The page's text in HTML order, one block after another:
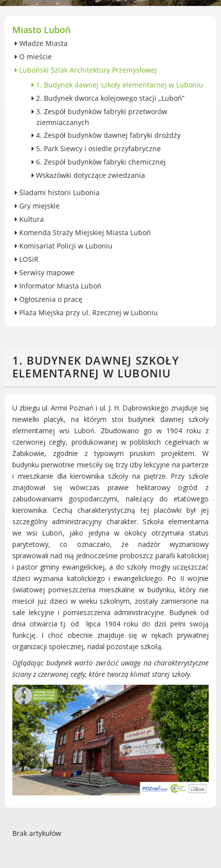
przekształceniowa
Ochrona środowiska
Edukacja ekologiczna
SZYKUJ SIĘ NA ZMIANY KLIMATU
Komunikacja miejska
Rolnictwo
Zwierzęta
Organizacje pozarządowe
Centrum Organizacji Pozarządowych
Karty honorowane w Luboniu
Duża Rodzina
Konsultacje społeczne i ewaluacje
Luboński Budżet Obywatelski
Konkursy miejskie
Fundusze UE i krajowe
Rodzinie
BEZPIECZEŃSTWO
Wydarzenia
WYBORY
Likwidacja barier - seniorzy i osoby z
niepełnosprawnościami
MIASTO LUBOŃ
O mieście
Luboński Szlak Architektury
Przemysłowej
Śladami historii Lubonia
Gry miejskie
Kultura
Komenda Straży Miejskiej Miasta
Luboń
Komisariat Policji w Luboniu
LOSiR
Serwisy mapowe
Informator Miasta Luboń
Ogłoszenia o pracę
Plaża Miejska przy ul. Rzecznej w
Luboniu
RADA MIASTA LUBOŃ
Radni Rady Miasta Luboń
Sesja Rady Miasta
Harmonogram dyżurów radnych
Komisje Rady Miasta Luboń
Terminarz spotkań komisji
Uchwały Rady Miasta Luboń
Młodzieżowa Rada Miasta Luboń
Rada Gospodarcza
Państwowy Fundusz Rehabilitacji Osób
1. BUDYNEK DAWNEJ SZKOŁY
ELEMENTARNEJ W LUBONIU
U zbiegu ul. Armii Poznań i ul. J. H. Dąbrowskiego znajduje się
niewielki placyk, na którym stoi budynek dawnej szkoły
elementarnej wsi Luboń. Zbudowano go w 1904 roku z
czerwonej cegły, produkowanej w pobliskich cegielniach w
Żabikowie, zgodnie z typowym pruskim projektem. W
budynku pierwotnie mieściły się trzy izby lekcyjne na parterze
i mieszkanie dla kierownika szkoły na piętrze. Przy szkole
znajdował się wówczas prawie hektarowy ogród z
zabudowaniami gospodarczymi, należący do etatowego
kierownika. Cechą charakterystyczną tej placówki był jej
szczególny administracyjny charakter. Szkoła elementarna
we wsi Luboń, jako jedyna w okolicy otrzymała status
parytetowy, co oznaczało, że nadzór wyznaniowy
sprawowali nad nią jednocześnie proboszcz parafii katolickiej
i pastor gminy ewangelickiej, a do szkoły mogły uczęszczać
dzieci wyznania katolickiego i ewangelickiego. Po II wojnie
światowej pomieszczenia mieszkalne w budynku, który nie
mieścił już dzieci w wieku szkolnym, zostały zamienione na
sale lekcyjne i pomieszczenia administracyjne. Budynek od
dnia otwarcia tj. od lipca 1904 roku do dziś pełni swoją
funkcję. I choć obecnie znajduje się w rękach prywatnej
organizacji społecznej, nadal pozostaje szkołą.
Oglądając budynek warto zwrócić uwagę na charakterystyczne
ściany z czerwonej cegły, które tworzą klimat starej szkoły.
Brak artykułów
Miasto Luboń
Władze Miasta
O mieście
Luboński Szlak Architektury Przemysłowej
1. Budynek dawnej szkoły elementarnej w Luboniu
2. Budynek dworca kolejowego stacji „Luboń”
3. Zespół budynków fabryki przetworów
ziemniaczanych
4. Zespół budynków dawnej fabryki drożdży
5. Park Siewcy i osiedle przyfabryczne
6. Zespół budynków fabryki chemicznej
Wskazówki dotyczące zwiedzania
Śladami historii Lubonia
Gry miejskie
Kultura
Komenda Straży Miejskiej Miasta Luboń
Komisariat Policji w Luboniu
LOSiR
Serwisy mapowe
Informator Miasta Luboń
Ogłoszenia o pracę
Plaża Miejska przy ul. Rzecznej w Luboniu